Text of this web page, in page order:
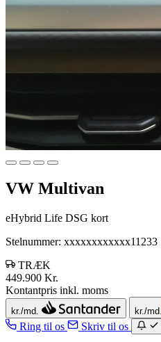
VW Multivan
eHybrid Life DSG kort
Stelnummer: xxxxxxxxxxxx11233
TRÆK
449.900 Kr.
Kontantpris inkl. moms
kr./md. kr./md.
Ring til os Skriv til os